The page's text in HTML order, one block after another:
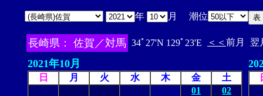
年 月 潮位
長崎県： 佐賀／対馬 34ﾟ27'N 129ﾟ23'E ＜＜ 前月 翌
2021年10月
日 月 火 水 木 金 土
01
02